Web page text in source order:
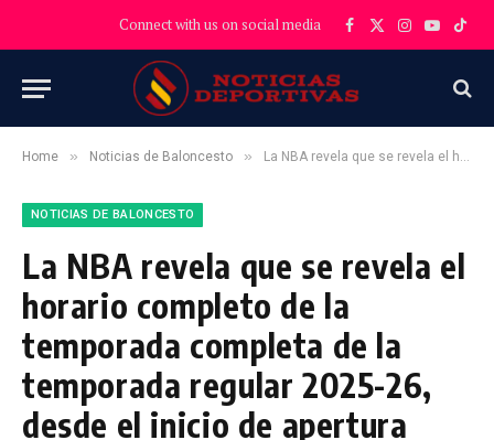
Connect with us on social media Facebook
X
Instagram
YouTube
Home » Noticias de Baloncesto » La NBA revela que se revela el horario completo de la temporada completa de la temporada regular 2025-26, desde el inicio de apertura hasta el último día de acción antes del torneo Sofi Play-in.
NOTICIAS DE BALONCESTO
La NBA revela que se revela el
horario completo de la
temporada completa de la
temporada regular 2025-26,
desde el inicio de apertura